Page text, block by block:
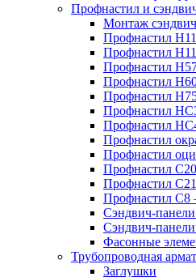
Профнастил и
Монтаж
Профнастил
Профнастил
Профнастил
Профнастил
Профнастил
Профнастил
Профнастил
Профнастил
Профнастил
Профнастил
Профнастил
Профнастил С8
Сэндвич-
Сэндвич-
Фасонные
Трубопроводная
Заглушки